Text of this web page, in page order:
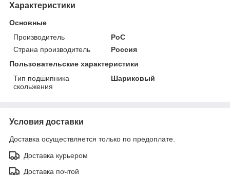
Характеристики
Основные
Производитель
РоС
Страна производитель
Россия
Пользовательские характеристики
Тип подшипника
скольжения
Шариковый
Условия доставки
Доставка осуществляется только по предоплате.
Доставка курьером
Доставка почтой